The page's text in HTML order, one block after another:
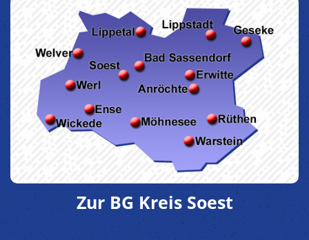
Zur BG Kreis Soest